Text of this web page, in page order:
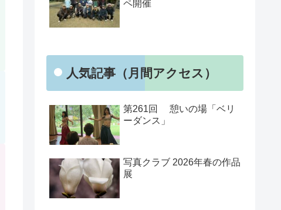
ペ開催
人気記事（月間アクセス）
第261回 憩いの場「ベリ
ーダンス」
写真クラブ 2026年春の作品
展